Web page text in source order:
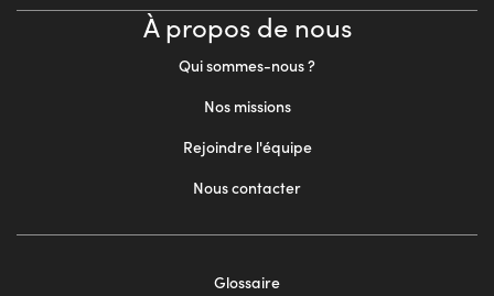
À propos de nous
Qui sommes-nous ?
Nos missions
Rejoindre l'équipe
Nous contacter
Glossaire